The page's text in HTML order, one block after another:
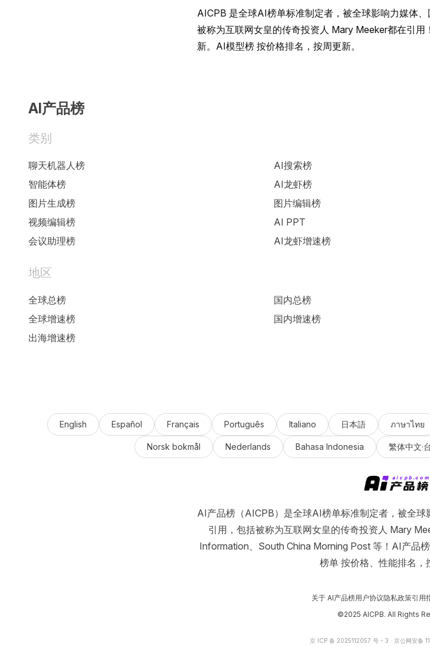
AICPB 是全球AI榜单标准制定者，被全球影响力媒体
被称为互联网女皇的传奇投资人 Mary Meeker都在引
新。AI模型榜 按价格排名，按周更新。
AI产品榜
类别
聊天机器人榜 AI搜索榜
智能体榜
AI龙虾榜
图片生成榜
图片编辑榜
视频编辑榜
AI PPT
会议助理榜
AI龙虾增速榜
地区
全球总榜 国内总榜
全球增速榜
国内增速榜
出海增速榜
English Español Français Português Italiano 日本語 ภาษาไทย
Norsk bokmål Nederlands Bahasa Indonesia 繁体中文·
AI产品榜（AICPB）是全球AI榜单标准制定者，被全
引用，包括被称为互联网女皇的传奇投资人 Mary
Information、South China Morning Post 等！AI产品
榜单 按价格、性能排名，
关于 AI产品榜用户协议隐私政策引用
©2025 AICPB. All Rights
京 ICP 备 2025112057 号 - 3 · 京公网安备